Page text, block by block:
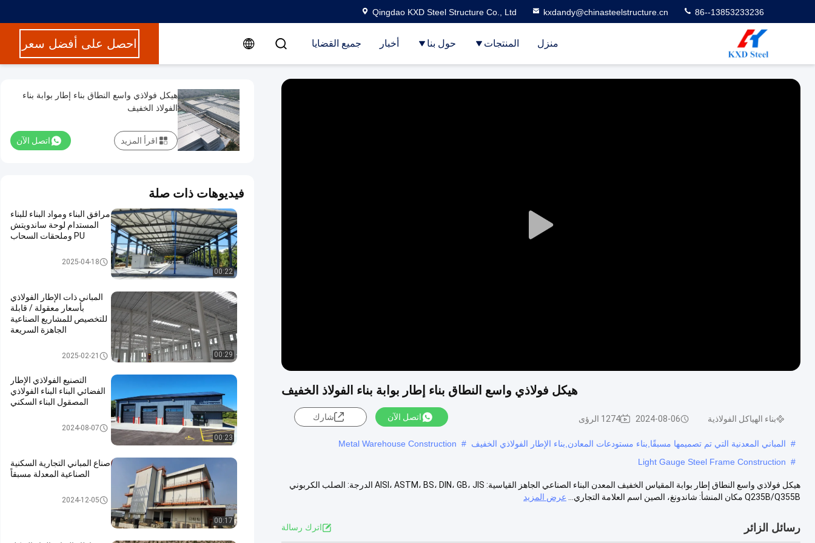
Qingdao KXD Steel Structure Co., Ltd kxdandy@chinasteelstructure.cn 86--13853233236
منزل المنتجات حول بنا أخبار جميع القضايا احصل على أفضل سعر
Play
هيكل فولاذي واسع النطاق بناء إطار بوابة بناء الفولاذ الخفيف
بناء الهياكل الفولاذية 2024-08-06 1274 الرؤى اتصل الآن شارك
# المباني المعدنية التي تم تصميمها مسبقًا,بناء مستودعات المعادن,بناء الإطار الفولاذي الخفيف #
Metal Warehouse Construction
#
Light Gauge Steel Frame Construction
هيكل فولاذي واسع النطاق إطار بوابة المقياس الخفيف المعدن البناء الصناعي الجاهز القياسية: AISI، ASTM، BS، DIN، GB، JIS الدرجة: الصلب الكربوني
Q235B/Q355B مكان المنشأ: شاندونغ، الصين اسم العلامة التجاري...
عرض المزيد
رسائل الزائر اترك رسالة
هيكل فولاذي واسع النطاق بناء إطار بوابة بناء
الفولاذ الخفيف
اتصل الآن اقرأ المزيد
فيديوهات ذات صلة
00:22
مرافق البناء ومواد البناء للبناء
المستدام لوحة ساندويتش
PU وملحقات السحاب
بناء الهياكل الفولاذية2025-04-18
00:29
المباني ذات الإطار الفولاذي
بأسعار معقولة / قابلة
للتخصيص للمشاريع الصناعية
الجاهزة السريعة
2025-02-21
00:23
التصنيع الفولاذي الإطار
الفضائي البناء البناء الفولاذي
المصقول البناء السكني
بناء الهياكل الفولاذية2024-08-07
00:17
صناع المباني التجارية السكنية
الصناعية المعدلة مسبقاً
بناء الهياكل الفولاذية2024-12-05